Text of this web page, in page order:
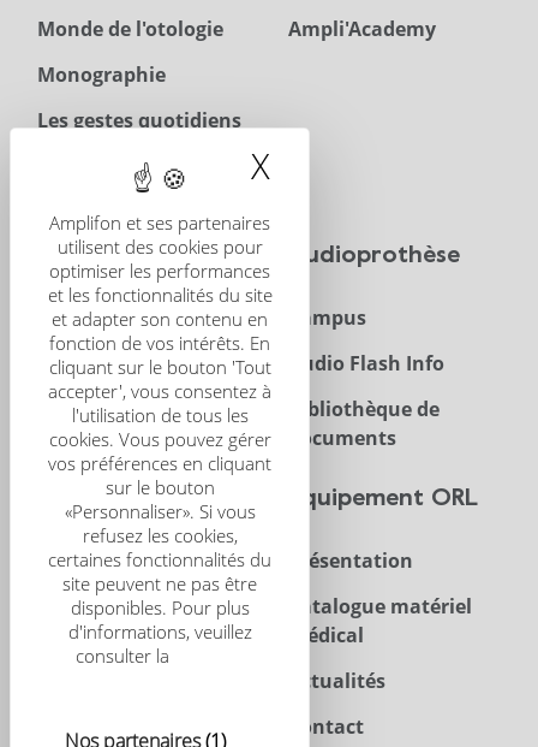
Amplifon et ses partenaires
utilisent des cookies pour
optimiser les performances
et les fonctionnalités du site
et adapter son contenu en
fonction de vos intérêts. En
cliquant sur le bouton 'Tout
accepter', vous consentez à
l'utilisation de tous les
cookies. Vous pouvez gérer
vos préférences en cliquant
sur le bouton
«Personnaliser». Si vous
refusez les cookies,
certaines fonctionnalités du
site peuvent ne pas être
disponibles. Pour plus
d'informations, veuillez
consulter la
Nos partenaires(1)
X
Monde de l'otologie
Monographie
Les gestes quotidiens
Téléchargements
Ampli'Academy
CRS
Présentation
CRS Scientific Journal
Congrès
Audioprothèse
Campus
Audio Flash Info
Bibliothèque de
documents
Trouver un centre
Acouphènes
Enfant
Implants
Équipement ORL
Présentation
Catalogue matériel
médical
Actualités
Contact